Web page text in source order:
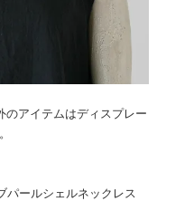
のアイテムはディスプレー
パールシェルネックレス